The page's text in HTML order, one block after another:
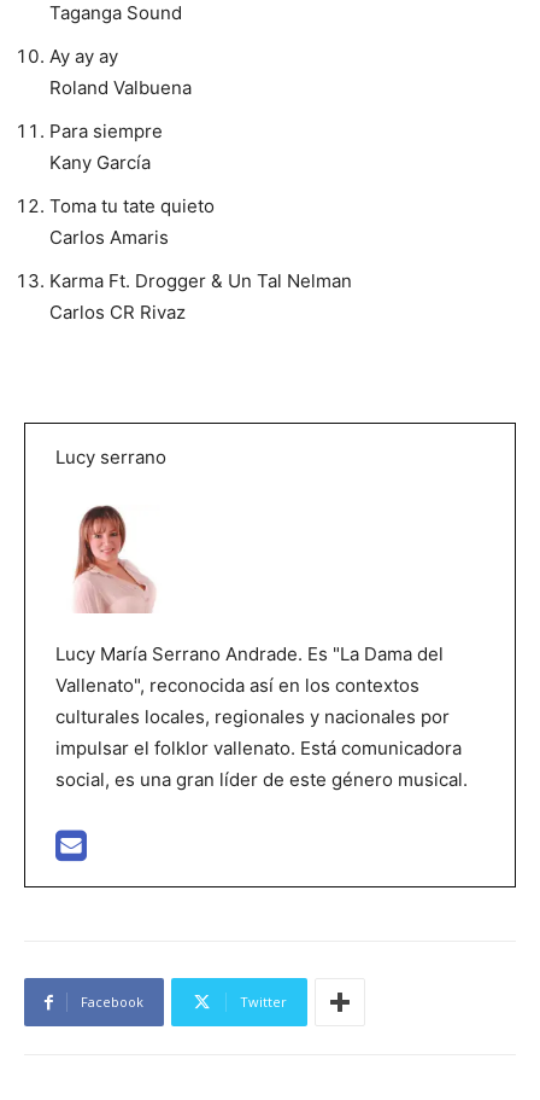
Taganga Sound
Ay ay ay
Roland Valbuena
Para siempre
Kany García
Toma tu tate quieto
Carlos Amaris
Karma Ft. Drogger & Un Tal Nelman
Carlos CR Rivaz
Lucy serrano
Lucy María Serrano Andrade. Es "La Dama del
Vallenato", reconocida así en los contextos
culturales locales, regionales y nacionales por
impulsar el folklor vallenato. Está comunicadora
social, es una gran líder de este género musical.
Facebook Twitter